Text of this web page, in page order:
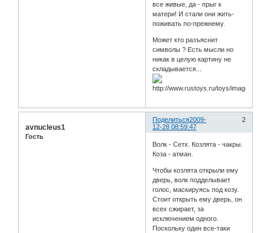
все живые, да - прыг к
матери! И стали они жить-
поживать по-прежнему.
Может кто разъяснит
символы ? Есть мысли но
никак в целую картину не
складывается...
Поделиться 2
2009-
12-28 08:59:47
avnucleus1
Гость
Волк - Сетх. Козлята - чакры.
Коза - атман.
Чтобы козлята открыли ему
дверь, волк подделывает
голос, маскируясь под козу.
Стоит открыть ему дверь, он
всех сжирает, за
исключением одного.
Поскольку один все-таки